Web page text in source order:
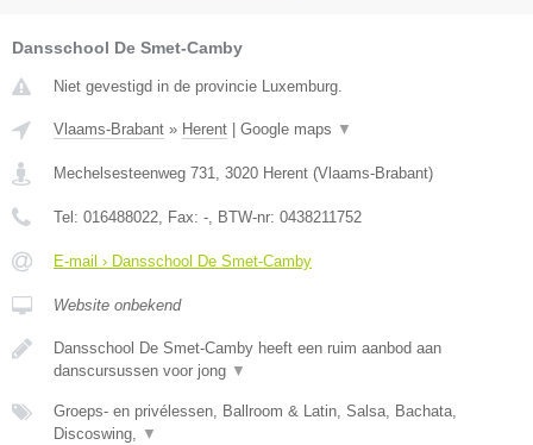
Dansschool De Smet-Camby
Niet gevestigd in de provincie Luxemburg.
Vlaams-Brabant » Herent Google maps ▼
Mechelsesteenweg 731, 3020 Herent (Vlaams-Brabant)
Tel: 016488022, Fax: -, BTW-nr: 0438211752
E-mail › Dansschool De Smet-Camby
Website onbekend
Dansschool De Smet-Camby heeft een ruim aanbod aan
danscursussen voor jong ▼
Groeps- en privélessen, Ballroom & Latin, Salsa, Bachata,
Discoswing, ▼